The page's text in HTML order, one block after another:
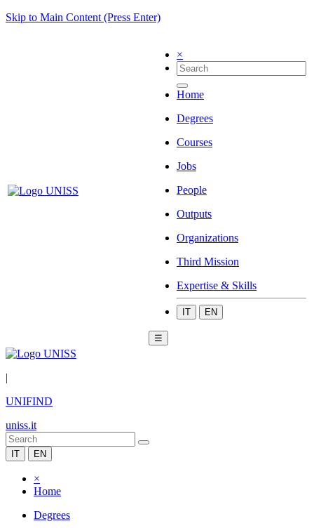
Skip to Main Content (Press Enter)
×
Home
Degrees
Courses
Jobs
People
Outputs
Organizations
Third Mission
Expertise & Skills
IT EN
☰
|
UNIFIND
uniss.it
IT EN
×
Home
Degrees